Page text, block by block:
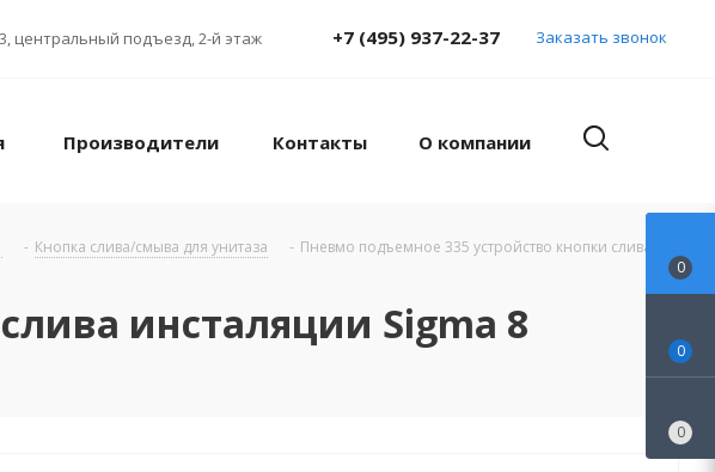
центральный подъезд, 2-й этаж +7 (495) 937-22-37 Заказать звонок
Производители Контакты О компании
- Кнопка слива/смыва для унитаза - Пневмо подъемное 335 устройство кнопки слива
инсталяции Sigma 8
0
0
0